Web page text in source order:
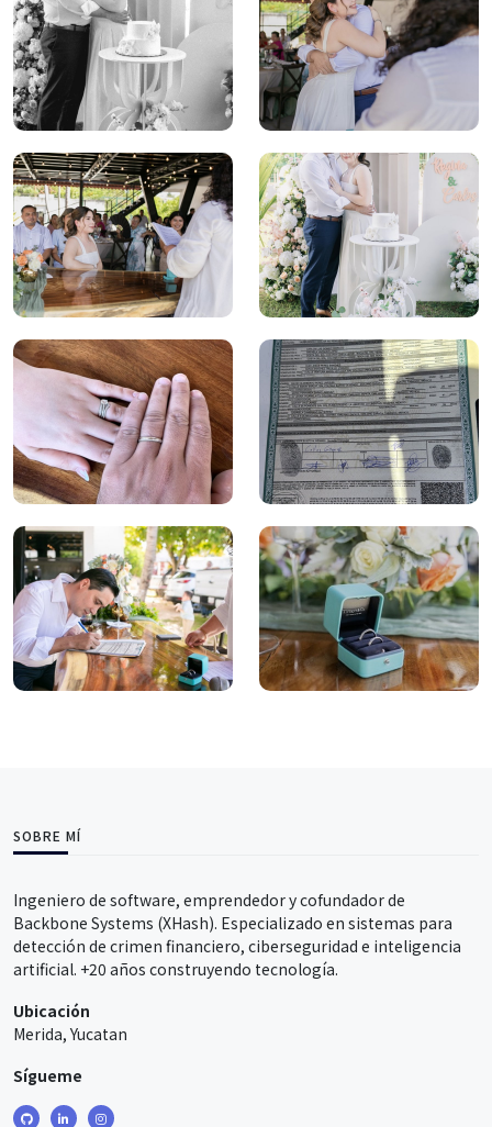
SOBRE MÍ
Ingeniero de software, emprendedor y cofundador de
Backbone Systems (XHash). Especializado en sistemas para
detección de crimen financiero, ciberseguridad e inteligencia
artificial. +20 años construyendo tecnología.
Ubicación
Merida, Yucatan
Sígueme